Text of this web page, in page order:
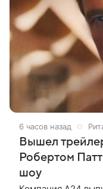
6 часов назад
Вышел
Робертом
шоу